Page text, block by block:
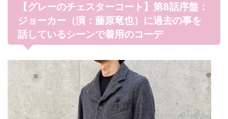
【グレーのチェスターコート】第8話序盤：
ジョーカー（演：藤原竜也）に過去の事を
話しているシーンで着用のコーデ